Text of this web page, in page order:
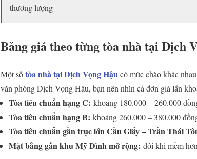
thương lượng
Bảng giá theo từng tòa nhà tại Dịch
Một sốtòa nhà tại Dịch Vọng Hậucó mức chào khác
văn phòng Dịch Vọng Hậu, bạn nên nhìn cả đơn giá lẫn
Tòa tiêu chuẩn hạng C: khoảng 180.000 – 260.000
Tòa tiêu chuẩn hạng B: khoảng 260.000 – 380.000
Tòa tiêu chuẩn gần trục lớn Cầu Giấy – Trần Thái
Mặt bằng gần khu Mỹ Đình mở rộng: đôi khi mềm